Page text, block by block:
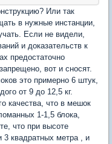
Или так
в нужные инстанции,
Если не видели,
и доказательств к
предостаточно
вот и сносят.
это примерно 6 штук,
от 9 до 12,5 кг.
качества, что в мешок
1-1,5 блока,
что при высоте
3 квадратных метра , и